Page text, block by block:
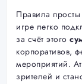
Правила
игре легко
за счёт этого
корпоративов,
мероприятий.
зрителей и